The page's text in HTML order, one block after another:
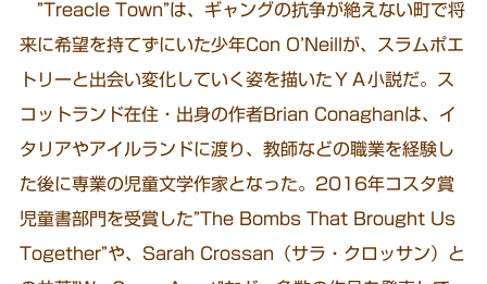
”Treacle Town”は、ギャングの抗争が絶えない町で将
来に希望を持てずにいた少年Con O’Neillが、スラムポエ
トリーと出会い変化していく姿を描いたＹＡ小説だ。ス
コットランド在住・出身の作者Brian Conaghanは、イ
タリアやアイルランドに渡り、教師などの職業を経験し
た後に専業の児童文学作家となった。2016年コスタ賞
児童書部門を受賞した”The Bombs That Brought Us
Together”や、Sarah Crossan（サラ・クロッサン）と